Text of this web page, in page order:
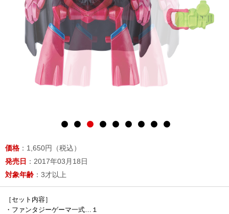
価格 ：1,650円（税込）
発売日 ：2017年03月18日
対象年齢 ：3才以上
［セット内容］
・ファンタジーゲーマ一式…１